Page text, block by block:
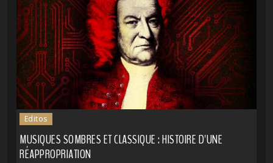
Editos
MUSIQUES SOMBRES ET CLASSIQUE : HISTOIRE D'UNE
RÉAPPROPRIATION